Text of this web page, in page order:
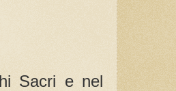
Sacri e nel